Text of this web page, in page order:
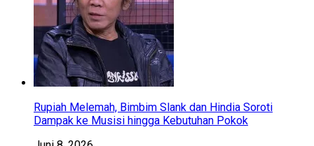
Rupiah Melemah, Bimbim Slank dan Hindia Soroti
Dampak ke Musisi hingga Kebutuhan Pokok